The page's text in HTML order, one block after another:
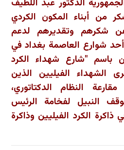
الدكتور عبد اللطيف
من أبناء المكون الكردي
عن شكرهم وتقديرهم لدعم
شوارع العاصمة بغداد في
باسم "شارع شهداء الكرد
الشهداء الفيليين الذين
النظام الدكتاتوري،
النبيل لفخامة الرئيس
الكرد الفيليين وذاكرة